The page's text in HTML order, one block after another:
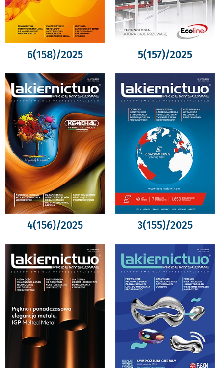
6(158)/2025 5(157)/2025
4(156)/2025 3(155)/2025